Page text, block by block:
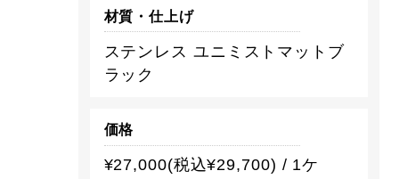
材質・仕上げ
ステンレス ユニミストマットブ
ラック
価格
¥27,000(税込¥29,700) / 1ケ